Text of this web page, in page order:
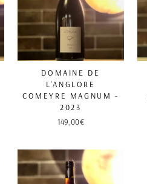
DOMAINE DE
L'ANGLORE
COMEYRE MAGNUM -
2023
149,00€